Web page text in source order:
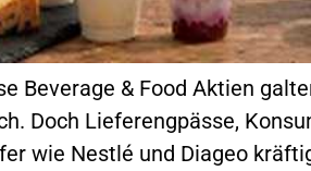
Beverage & Food Aktien
Doch Lieferengpässe,
wie Nestlé und Diageo